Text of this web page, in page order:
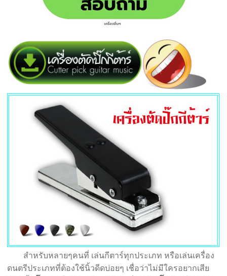
สำหรับหลายๆคนที่ เล่นกีตาร์ทุกประเภท หรือเล่นเครื่อง
ดนตรีประเภทที่ต้องใช้นิ้วดีดบ่อยๆ เชื่อว่าไม่มีใครอยากเสีย